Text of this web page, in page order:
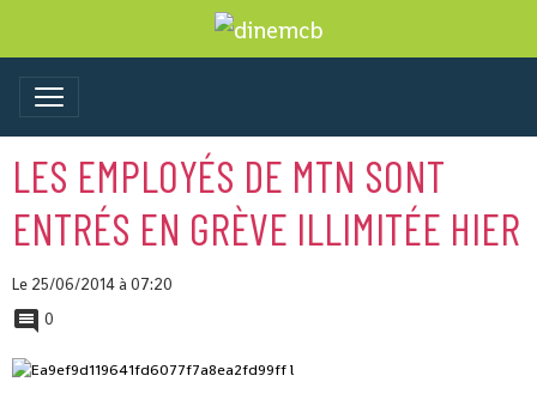
LES EMPLOYÉS DE MTN SONT
ENTRÉS EN GRÈVE ILLIMITÉE HIER
Le 25/06/2014à 07:20
0